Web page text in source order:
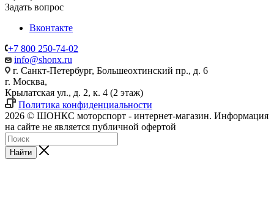
Задать вопрос
Вконтакте
+7 800 250-74-02
info@shonx.ru
г. Санкт-Петербург, Большеохтинский пр., д. 6
г. Москва,
Крылатская ул., д. 2, к. 4 (2 этаж)
Политика конфиденциальности
2026 © ШОНКС моторспорт - интернет-магазин. Информация
на сайте не является публичной офертой
Найти